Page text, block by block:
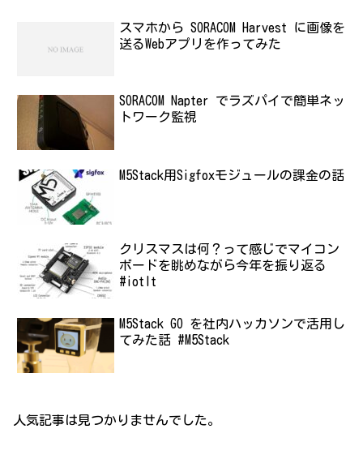
スマホから SORACOM Harvest に画像を
送るWebアプリを作ってみた
SORACOM Napter でラズパイで簡単ネッ
トワーク監視
M5Stack用Sigfoxモジュールの課金の話
クリスマスは何？って感じでマイコン
ボードを眺めながら今年を振り返る
#iotlt
M5Stack GO を社内ハッカソンで活用し
てみた話 #M5Stack
人気記事は見つかりませんでした。